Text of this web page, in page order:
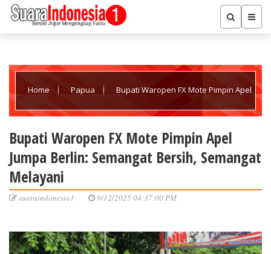
Home Papua Bupati Waropen FX Mote Pimpin Apel
Bupati Waropen FX Mote Pimpin Apel
Jumpa Berlin: Semangat Bersih, Semangat
Melayani
suaraindonesia1 9/12/2025 04:37:00 PM